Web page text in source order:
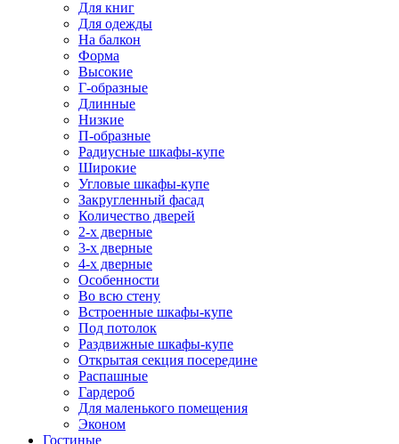
Для книг
Для одежды
На балкон
Форма
Высокие
Г-образные
Длинные
Низкие
П-образные
Радиусные шкафы-купе
Широкие
Угловые шкафы-купе
Закругленный фасад
Количество дверей
2-х дверные
3-х дверные
4-х дверные
Особенности
Во всю стену
Встроенные шкафы-купе
Под потолок
Раздвижные шкафы-купе
Открытая секция посередине
Распашные
Гардероб
Для маленького помещения
Эконом
Гостиные